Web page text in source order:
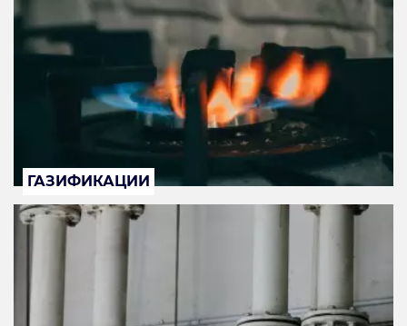
ГАЗИФИКАЦИИ